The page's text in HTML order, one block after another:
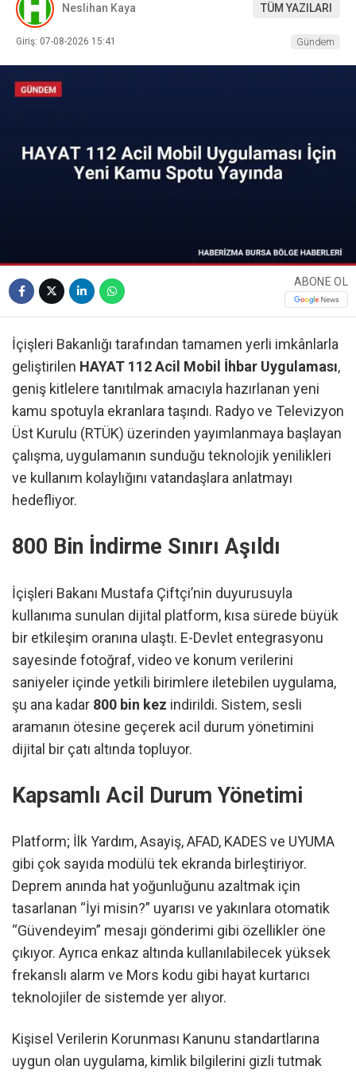
Neslihan Kaya TÜM YAZILARI
Giriş: 07-08-2026 15:41 Gündem
ABONE OL
İçişleri Bakanlığı tarafından tamamen yerli imkânlarla
geliştirilen HAYAT 112 Acil Mobil İhbar Uygulaması,
geniş kitlelere tanıtılmak amacıyla hazırlanan yeni
kamu spotuyla ekranlara taşındı. Radyo ve Televizyon
Üst Kurulu (RTÜK) üzerinden yayımlanmaya başlayan
çalışma, uygulamanın sunduğu teknolojik yenilikleri
ve kullanım kolaylığını vatandaşlara anlatmayı
hedefliyor.
800 Bin İndirme Sınırı Aşıldı
İçişleri Bakanı Mustafa Çiftçi’nin duyurusuyla
kullanıma sunulan dijital platform, kısa sürede büyük
bir etkileşim oranına ulaştı. E-Devlet entegrasyonu
sayesinde fotoğraf, video ve konum verilerini
saniyeler içinde yetkili birimlere iletebilen uygulama,
şu ana kadar 800 bin kez indirildi. Sistem, sesli
aramanın ötesine geçerek acil durum yönetimini
dijital bir çatı altında topluyor.
Kapsamlı Acil Durum Yönetimi
Platform; İlk Yardım, Asayiş, AFAD, KADES ve UYUMA
gibi çok sayıda modülü tek ekranda birleştiriyor.
Deprem anında hat yoğunluğunu azaltmak için
tasarlanan “İyi misin?” uyarısı ve yakınlara otomatik
“Güvendeyim” mesajı gönderimi gibi özellikler öne
çıkıyor. Ayrıca enkaz altında kullanılabilecek yüksek
frekanslı alarm ve Mors kodu gibi hayat kurtarıcı
teknolojiler de sistemde yer alıyor.
Kişisel Verilerin Korunması Kanunu standartlarına
uygun olan uygulama, kimlik bilgilerini gizli tutmak